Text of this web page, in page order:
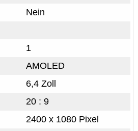
Nein
1
AMOLED
6,4 Zoll
20 : 9
2400 x 1080 Pixel